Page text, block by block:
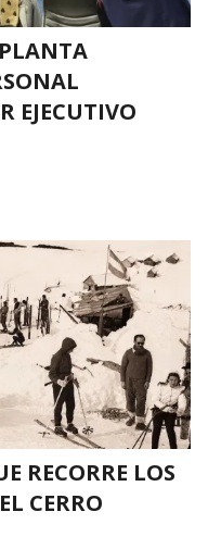
EJECUTIVO
RECORRE LOS
CERRO